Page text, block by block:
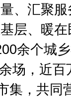
、汇聚
层、暖在
余个城
场，近百
集，共同